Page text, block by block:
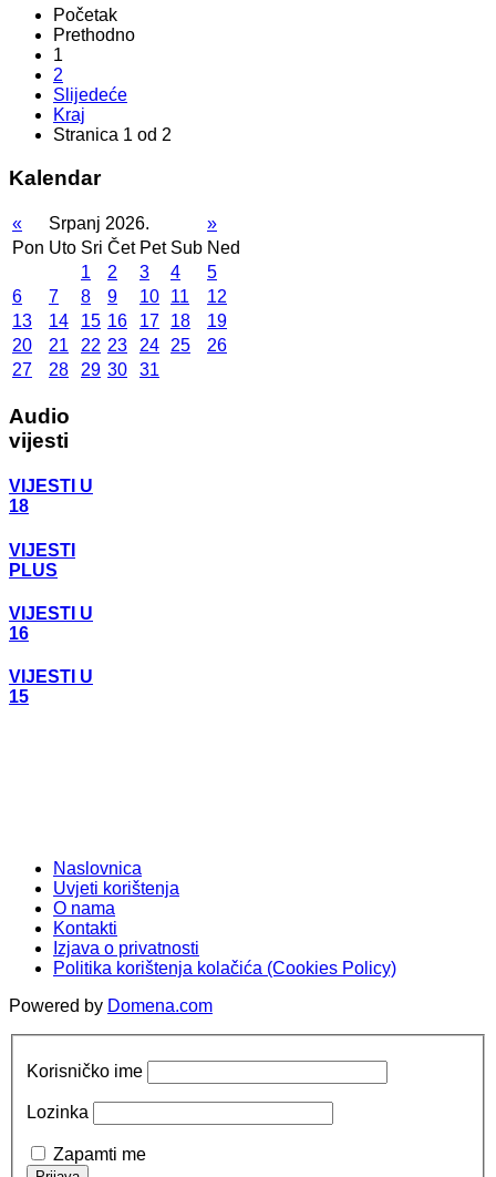
Početak
Prethodno
1
2
Slijedeće
Kraj
Stranica 1 od 2
Kalendar
« Srpanj 2026.
»
Pon Uto Sri Čet Pet Sub Ned
1
2 3 4
5
6
7 8 9 10 11
12
13
14 15 16 17 18
19
20
21 22 23 24 25
26
27
28 29 30 31
Audio
vijesti
VIJESTI U
18
VIJESTI
PLUS
VIJESTI U
16
VIJESTI U
15
Naslovnica
Uvjeti korištenja
O nama
Kontakti
Izjava o privatnosti
Politika korištenja kolačića (Cookies Policy)
Powered by Domena.com
Korisničko ime
Lozinka
Zapamti me